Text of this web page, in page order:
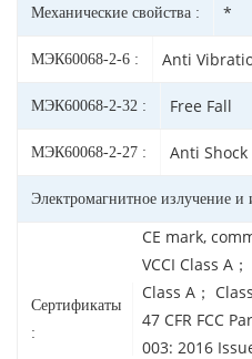
Механические свойства : *
МЭК60068-2-6 : Anti
МЭК60068-2-32 : Free Fall
МЭК60068-2-27 : Anti Shock
Электромагнитное излучение и
Сертификаты
:
CE mark,
VCCI Class A
Class A；
47 CFR FCC
003: 2016